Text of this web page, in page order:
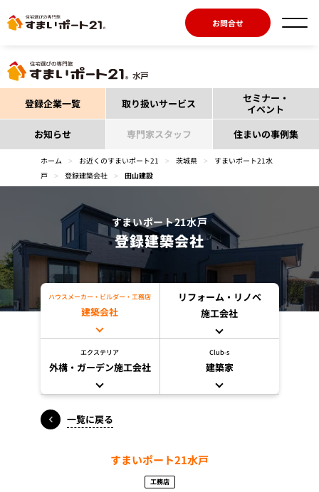
お問合せ
登録企業一覧 取り扱いサービス
セミナー・
イベント
お知らせ
専門家スタッフ 住まいの事例集
ホーム > お近くのすまいポート21 > 茨城県 >
すまいポート21水
戸
> 登録建築会社 > 田山建設
すまいポート21水戸
登録建築会社
ハウスメーカー・ビルダー・工務店
建築会社
リフォーム・リノベ
施工会社
エクステリア
外構・ガーデン施工会社
Club-s
建築家
一覧に戻る
すまいポート21水戸
工務店